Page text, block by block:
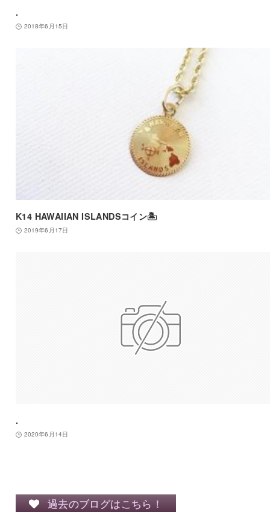
.
2018年6月15日
K14 HAWAIIAN ISLANDSコイン🏝
2019年6月17日
.
2020年6月14日
過去のブログはこちら！